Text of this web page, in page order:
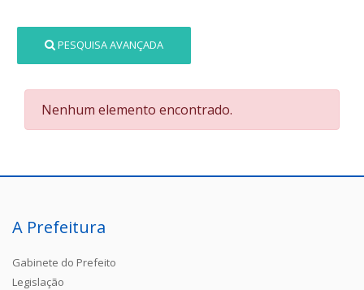
PESQUISA AVANÇADA
Nenhum elemento encontrado.
A Prefeitura
Gabinete do Prefeito
Legislação